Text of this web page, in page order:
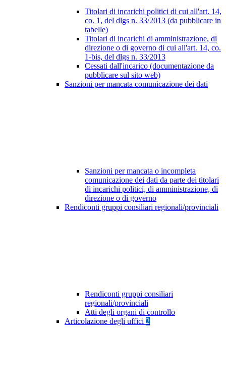
Titolari di incarichi politici di cui all'art. 14,
co. 1, del dlgs n. 33/2013 (da pubblicare in
tabelle)
Titolari di incarichi di amministrazione, di
direzione o di governo di cui all'art. 14, co.
1-bis, del dlgs n. 33/2013
Cessati dall'incarico (documentazione da
pubblicare sul sito web)
Sanzioni per mancata comunicazione dei dati
Sanzioni per mancata o incompleta
comunicazione dei dati da parte dei titolari
di incarichi politici, di amministrazione, di
direzione o di governo
Rendiconti gruppi consiliari regionali/provinciali
Rendiconti gruppi consiliari
regionali/provinciali
Atti degli organi di controllo
Articolazione degli uffici 2